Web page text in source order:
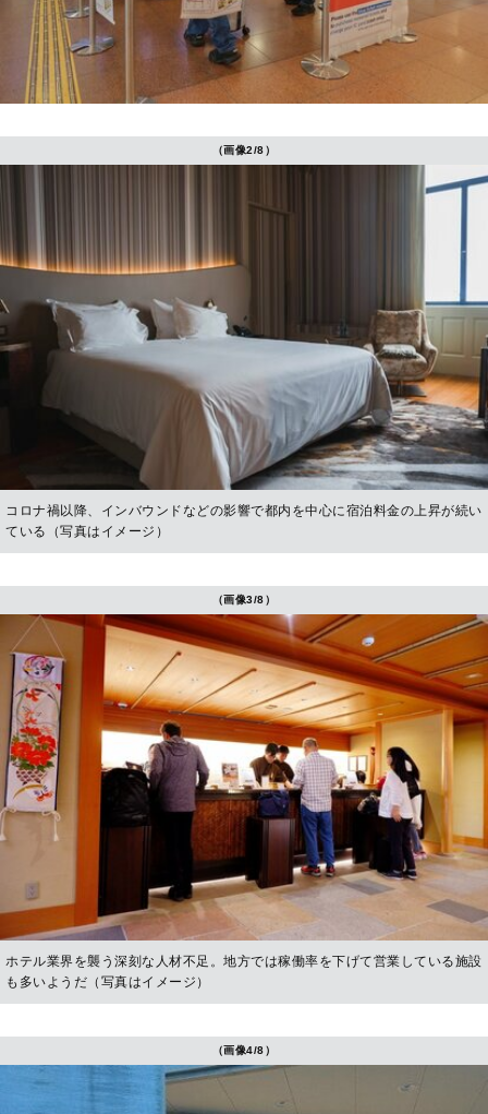
（画像2/8）
コロナ禍以降、インバウンドなどの影響で都内を中心に宿泊料金の上昇が続い
ている（写真はイメージ）
（画像3/8）
ホテル業界を襲う深刻な人材不足。地方では稼働率を下げて営業している施設
も多いようだ（写真はイメージ）
（画像4/8）